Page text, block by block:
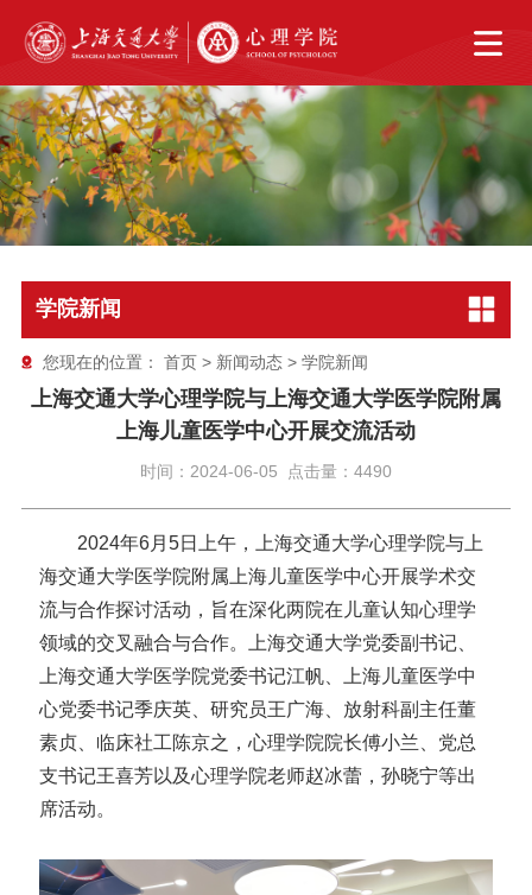
学院新闻
您现在的位置： 首页> 新闻动态> 学院新闻
上海交通大学心理学院与上海交通大学医学院附属
上海儿童医学中心开展交流活动
时间：2024-06-05 点击量：4490
2024年6月5日上午，上海交通大学心理学院与上
海交通大学医学院附属上海儿童医学中心开展学术交
流与合作探讨活动，旨在深化两院在儿童认知心理学
领域的交叉融合与合作。上海交通大学党委副书记、
上海交通大学医学院党委书记江帆、上海儿童医学中
心党委书记季庆英、研究员王广海、放射科副主任董
素贞、临床社工陈京之，心理学院院长傅小兰、党总
支书记王喜芳以及心理学院老师赵冰蕾，孙晓宁等出
席活动。